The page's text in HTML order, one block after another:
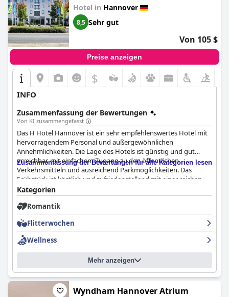
Hotel in Hannover
8,5 Sehr gut
Von 105 $
Preise anzeigen
$
INFO
Zusammenfassung der Bewertungen
Von KI zusammengefasst
Das H Hotel Hannover ist ein sehr empfehlenswertes Hotel mit
hervorragendem Personal und außergewöhnlichen
Annehmlichkeiten. Die Lage des Hotels ist günstig und gut
erreichbar, mit einfachem Zugang zu den öffentlichen
Verkehrsmitteln und ausreichend Parkmöglichkeiten. Das
Frühstück ist köstlich und zufriedenstellend mit einer reichen
Auswahl an warmen und kalten Optionen. Die Zimmer sind
sauber, modern und geräumig, mit bequemen Betten und
kostenlosen Parkplätzen. Das Hotel ist auch für
Annehmlichkeiten und eine hervorragende Lage für
Messebesuche. Darüber hinaus ist das Hotel ausgesprochen
hundefreundlich: Es stellt Hundebetten und Leckerlis zur
Verfügung und beherbergt Haustiere im Restaurant ohne
zusätzliche Gebühren. Insgesamt ist das H Hotel Hannover eine
gute Wahl für einen entspannten und angenehmen Aufenthalt
in Hannover.
Zusammenfassung der Bewertungen für alle Kategorien lesen
Kategorien
Romantik
Flitterwochen
Wellness
Mehr anzeigen
Wyndham Hannover Atrium